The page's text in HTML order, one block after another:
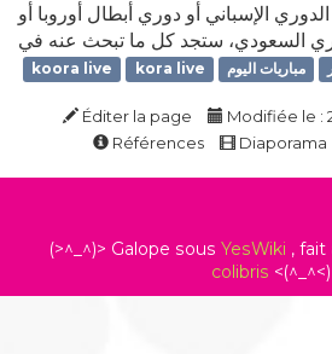
الإسباني أو دوري أبطال أوروبا أو
koora live kora live مباريات اليوم
Éditer la page
Modifiée le :
Références
Diaporama
(>^_^)> Galope sous YesWiki , fait
colibris <(^_^<)